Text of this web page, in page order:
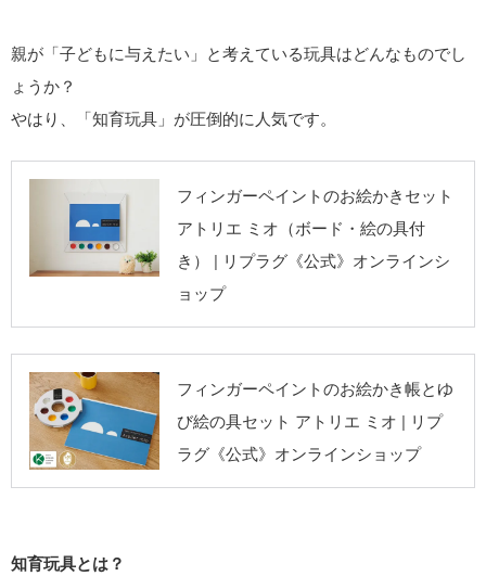
親が「子どもに与えたい」と考えている玩具はどんなものでし
ょうか？
やはり、「知育玩具」が圧倒的に人気です。
リプラグ《公式》
オンラインショッ
フィンガーペイントのお絵かきセット
アトリエ ミオ（ボード・絵の具付
き） | リプラグ《公式》オンラインシ
ョップ
リプラグ《公式》
オンラインショッ
プ
フィンガーペイントのお絵かき帳とゆ
び絵の具セット アトリエ ミオ | リプ
ラグ《公式》オンラインショップ
知育玩具とは？